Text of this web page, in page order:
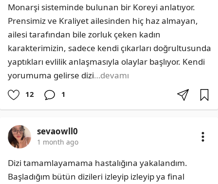
Monarşi sisteminde bulunan bir Koreyi anlatıyor.
Prensimiz ve Kraliyet ailesinden hiç haz almayan,
ailesi tarafından bile zorluk çeken kadın
karakterimizin, sadece kendi çıkarları doğrultusunda
yaptıkları evlilik anlaşmasıyla olaylar başlıyor. Kendi
yorumuma gelirse dizi…devamı
12 1
sevaowll0
1 month ago
Dizi tamamlayamama hastalığına yakalandım.
Başladığım bütün dizileri izleyip izleyip ya final